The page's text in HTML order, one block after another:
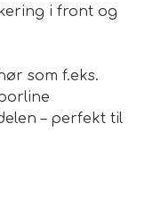
i front og
som f.eks.
– perfekt til